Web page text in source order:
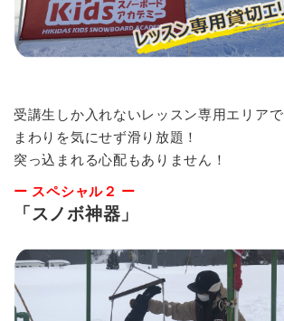
受講生しか入れないレッスン専用エリアで
まわりを気にせず滑り放題！
突っ込まれる心配もありません！
ー スペシャル２ ー
「スノボ神器」